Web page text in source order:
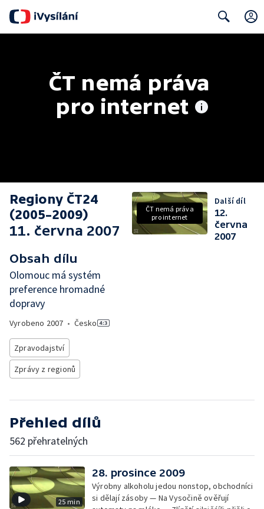
ČT nemá práva
pro internet
Regiony ČT24
(2005–2009)
11. června 2007
Obsah dílu
Olomouc má systém
preference hromadné
dopravy
Vyrobeno 2007 • Česko
Zpravodajství
Zprávy z regionů
ČT nemá práva
pro internet
Další díl
12.
června
2007
Přehled dílů
562 přehratelných
25 min
28. prosince 2009
Výrobny alkoholu jedou nonstop, obchodníci
si dělají zásoby — Na Vysočině ověřují